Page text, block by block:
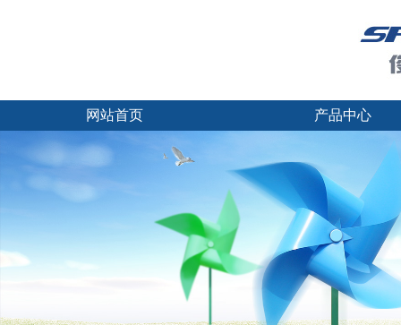
网站首页 产品中心